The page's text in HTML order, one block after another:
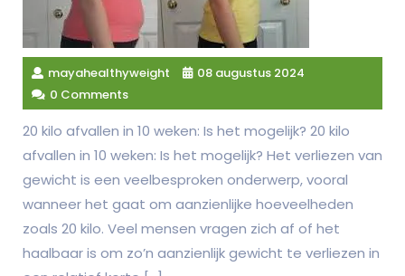
mayahealthyweight
08 augustus 2024
0 Comments
20 kilo afvallen in 10 weken: Is het mogelijk? 20 kilo
afvallen in 10 weken: Is het mogelijk? Het verliezen van
gewicht is een veelbesproken onderwerp, vooral
wanneer het gaat om aanzienlijke hoeveelheden
zoals 20 kilo. Veel mensen vragen zich af of het
haalbaar is om zo’n aanzienlijk gewicht te verliezen in